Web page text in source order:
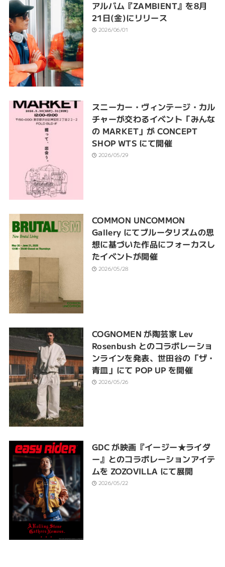
アルバム『ZAMBIENT』を8月
21日(金)にリリース
2026/06/01
スニーカー・ヴィンテージ・カル
チャーが交わるイベント「みんな
の MARKET」が CONCEPT
SHOP WTS にて開催
2026/05/29
COMMON UNCOMMON
Gallery にてブルータリズムの思
想に基づいた作品にフォーカスし
たイベントが開催
2026/05/28
COGNOMEN が陶芸家 Lev
Rosenbush とのコラボレーショ
ンラインを発表、世田谷の「ザ・
青皿」にて POP UP を開催
2026/05/26
GDC が映画『イージー★ライダ
ー』とのコラボレーションアイテ
ムを ZOZOVILLA にて展開
2026/05/22